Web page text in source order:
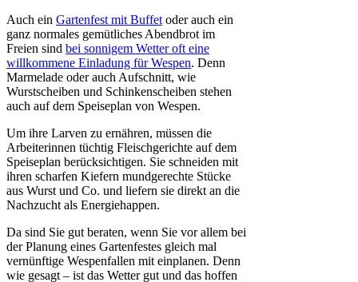
Auch ein Gartenfest mit Buffet oder auch ein
ganz normales gemütliches Abendbrot im
Freien sind bei sonnigem Wetter oft eine
willkommene Einladung für Wespen. Denn
Marmelade oder auch Aufschnitt, wie
Wurstscheiben und Schinkenscheiben stehen
auch auf dem Speiseplan von Wespen.
Um ihre Larven zu ernähren, müssen die
Arbeiterinnen tüchtig Fleischgerichte auf dem
Speiseplan berücksichtigen. Sie schneiden mit
ihren scharfen Kiefern mundgerechte Stücke
aus Wurst und Co. und liefern sie direkt an die
Nachzucht als Energiehappen.
Da sind Sie gut beraten, wenn Sie vor allem bei
der Planung eines Gartenfestes gleich mal
vernünftige Wespenfallen mit einplanen. Denn
wie gesagt – ist das Wetter gut und das hoffen